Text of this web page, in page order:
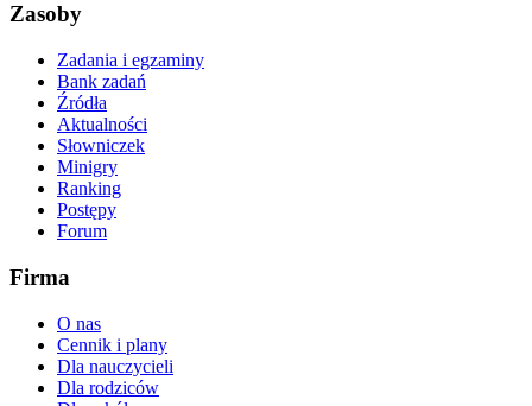
Zasoby
Zadania i egzaminy
Bank zadań
Źródła
Aktualności
Słowniczek
Minigry
Ranking
Postępy
Forum
Firma
O nas
Cennik i plany
Dla nauczycieli
Dla rodziców